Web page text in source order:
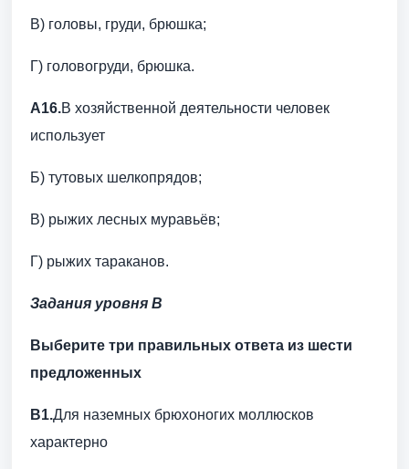
В) головы, груди, брюшка;
Г) головогруди, брюшка.
А16.В хозяйственной деятельности человек
использует
Б) тутовых шелкопрядов;
В) рыжих лесных муравьёв;
Г) рыжих тараканов.
Задания уровня В
Выберите три правильных ответа из шести
предложенных
В1.Для наземных брюхоногих моллюсков
характерно